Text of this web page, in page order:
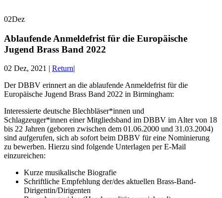
02Dez
Ablaufende Anmeldefrist für die Europäische
Jugend Brass Band 2022
02 Dez, 2021 | Return|
Der DBBV erinnert an die ablaufende Anmeldefrist für die
Europäische Jugend Brass Band 2022 in Birmingham:
Interessierte deutsche Blechbläser*innen und
Schlagzeuger*innen einer Mitgliedsband im DBBV im Alter von 18
bis 22 Jahren (geboren zwischen dem 01.06.2000 und 31.03.2004)
sind aufgerufen, sich ab sofort beim DBBV für eine Nominierung
zu bewerben. Hierzu sind folgende Unterlagen per E-Mail
einzureichen:
Kurze musikalische Biografie
Schriftliche Empfehlung der/des aktuellen Brass-Band-
Dirigentin/Dirigenten